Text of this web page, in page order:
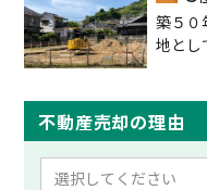
築５０
地とし
不動産売却の理由
選択してください